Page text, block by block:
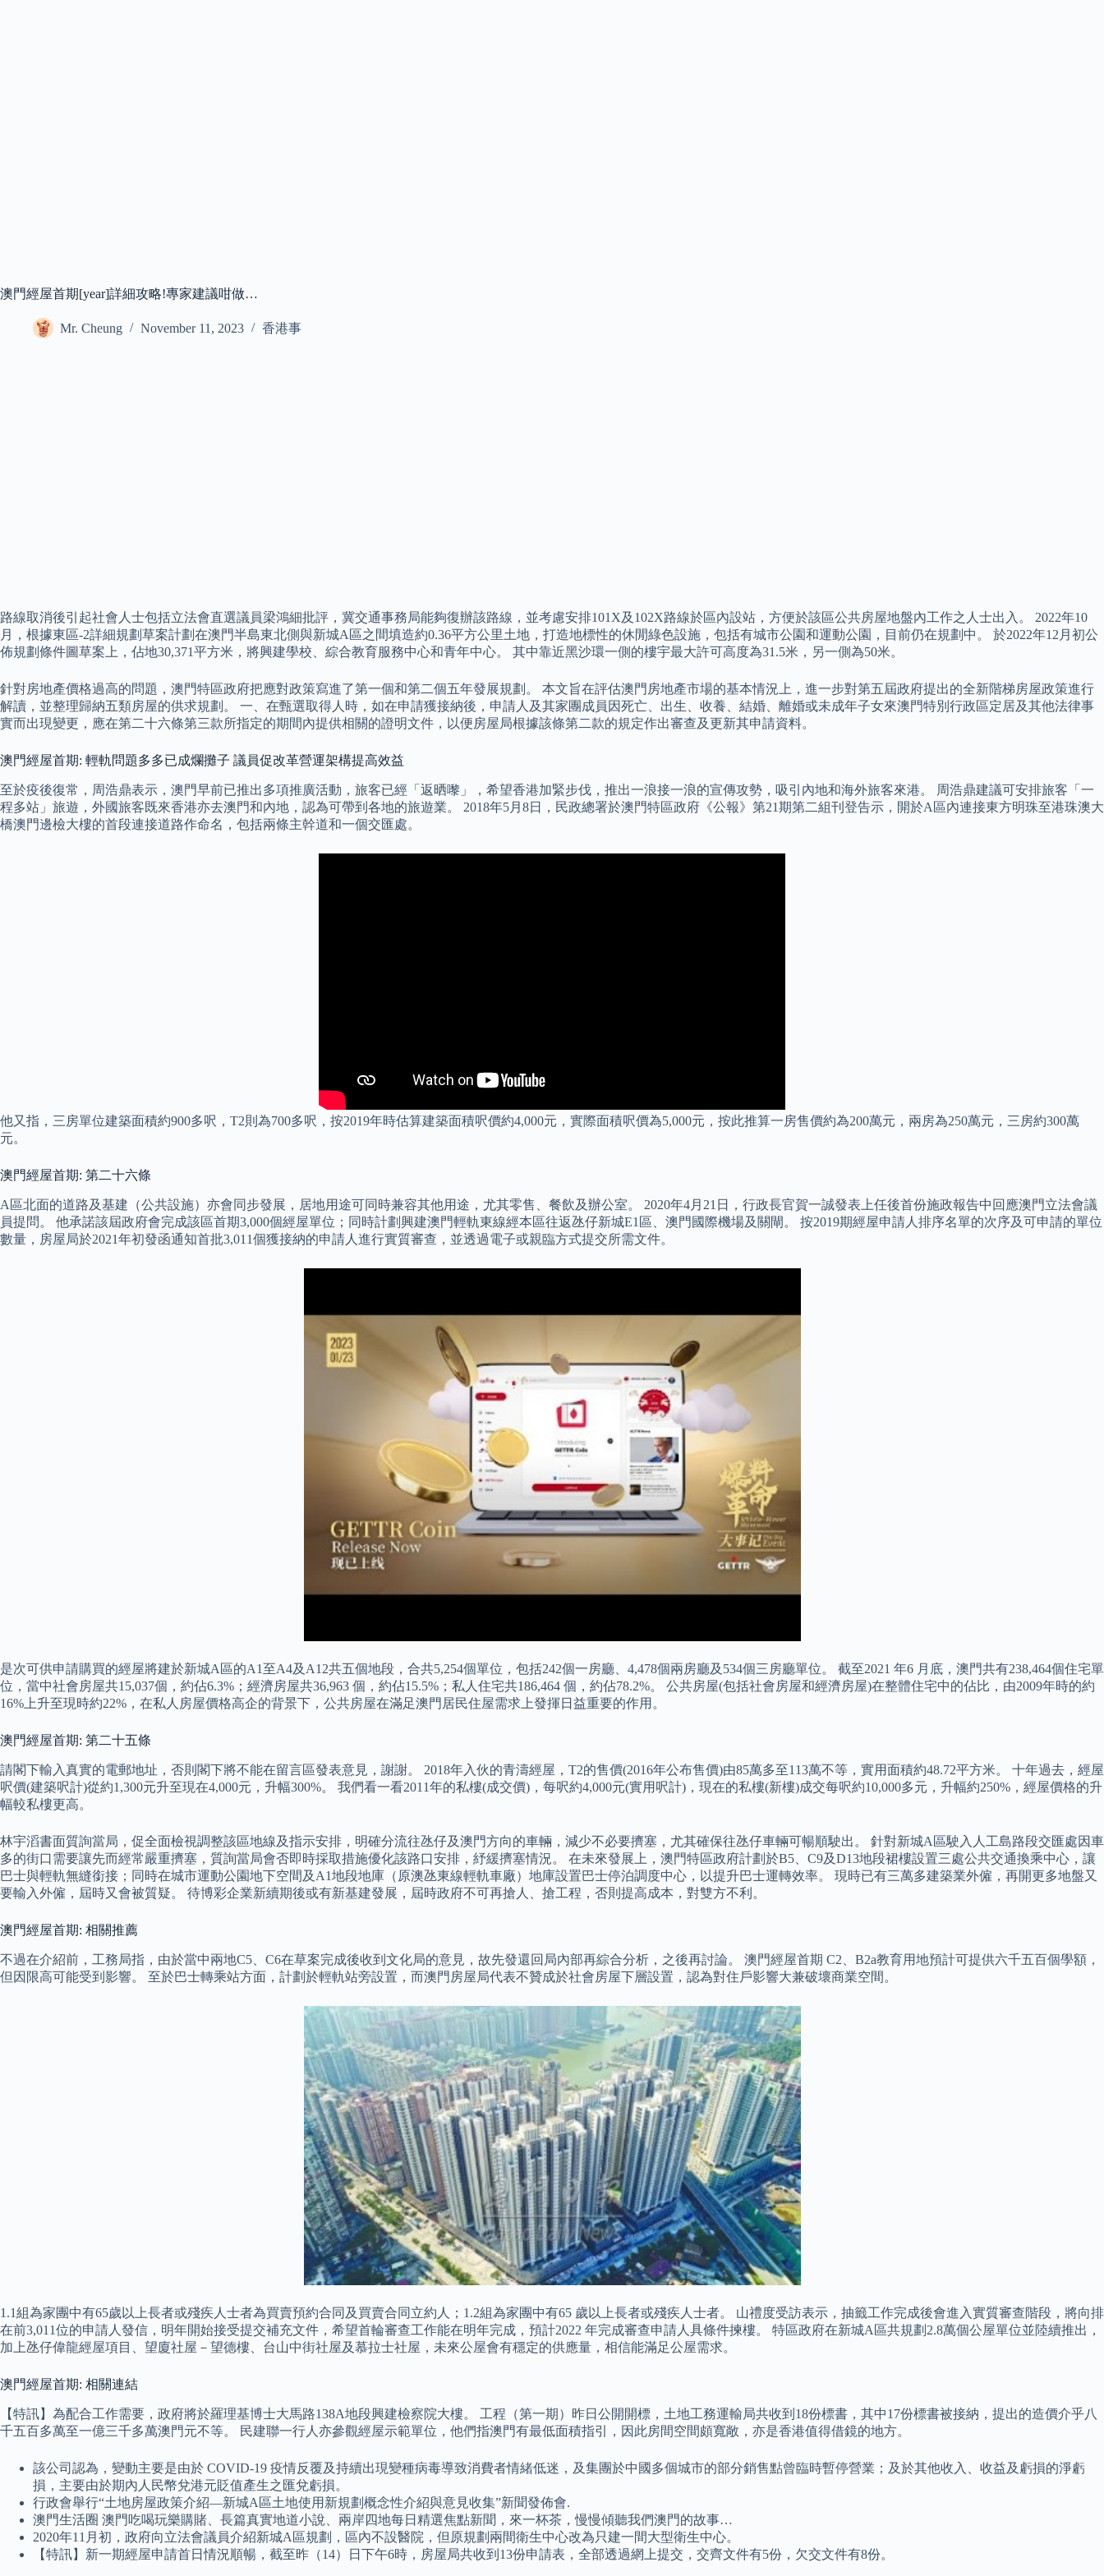
澳門經屋首期[year]詳細攻略!專家建議咁做…
Mr. Cheung November 11, 2023 香港事
路線取消後引起社會人士包括立法會直選議員梁鴻細批評，冀交通事務局能夠復辦該路線，並考慮安排101X及102X路線於區內設站，方便於該區公共房屋地盤內工作之人士出入。 2022年10
月，根據東區-2詳細規劃草案計劃在澳門半島東北側與新城A區之間填造約0.36平方公里土地，打造地標性的休閒綠色設施，包括有城市公園和運動公園，目前仍在規劃中。 於2022年12月初公
佈規劃條件圖草案上，佔地30,371平方米，將興建學校、綜合教育服務中心和青年中心。 其中靠近黑沙環一側的樓宇最大許可高度為31.5米，另一側為50米。
針對房地產價格過高的問題，澳門特區政府把應對政策寫進了第一個和第二個五年發展規劃。 本文旨在評估澳門房地產市場的基本情況上，進一步對第五屆政府提出的全新階梯房屋政策進行
解讀，並整理歸納五類房屋的供求規劃。 一、在甄選取得人時，如在申請獲接納後，申請人及其家團成員因死亡、出生、收養、結婚、離婚或未成年子女來澳門特別行政區定居及其他法律事
實而出現變更，應在第二十六條第三款所指定的期間內提供相關的證明文件，以便房屋局根據該條第二款的規定作出審查及更新其申請資料。
澳門經屋首期: 輕軌問題多多已成爛攤子 議員促改革營運架構提高效益
至於疫後復常，周浩鼎表示，澳門早前已推出多項推廣活動，旅客已經「返晒嚟」，希望香港加緊步伐，推出一浪接一浪的宣傳攻勢，吸引內地和海外旅客來港。 周浩鼎建議可安排旅客「一
程多站」旅遊，外國旅客既來香港亦去澳門和內地，認為可帶到各地的旅遊業。 2018年5月8日，民政總署於澳門特區政府《公報》第21期第二組刊登告示，開於A區內連接東方明珠至港珠澳大
橋澳門邊檢大樓的首段連接道路作命名，包括兩條主幹道和一個交匯處。
他又指，三房單位建築面積約900多呎，T2則為700多呎，按2019年時估算建築面積呎價約4,000元，實際面積呎價為5,000元，按此推算一房售價約為200萬元，兩房為250萬元，三房約300萬
元。
澳門經屋首期: 第二十六條
A區北面的道路及基建（公共設施）亦會同步發展，居地用途可同時兼容其他用途，尤其零售、餐飲及辦公室。 2020年4月21日，行政長官賀一誠發表上任後首份施政報告中回應澳門立法會議
員提問。 他承諾該屆政府會完成該區首期3,000個經屋單位；同時計劃興建澳門輕軌東線經本區往返氹仔新城E1區、澳門國際機場及關閘。 按2019期經屋申請人排序名單的次序及可申請的單位
數量，房屋局於2021年初發函通知首批3,011個獲接納的申請人進行實質審查，並透過電子或親臨方式提交所需文件。
是次可供申請購買的經屋將建於新城A區的A1至A4及A12共五個地段，合共5,254個單位，包括242個一房廳、4,478個兩房廳及534個三房廳單位。 截至2021 年6 月底，澳門共有238,464個住宅單
位，當中社會房屋共15,037個，約佔6.3%；經濟房屋共36,963 個，約佔15.5%；私人住宅共186,464 個，約佔78.2%。 公共房屋(包括社會房屋和經濟房屋)在整體住宅中的佔比，由2009年時的約
16%上升至現時約22%，在私人房屋價格高企的背景下，公共房屋在滿足澳門居民住屋需求上發揮日益重要的作用。
澳門經屋首期: 第二十五條
請閣下輸入真實的電郵地址，否則閣下將不能在留言區發表意見，謝謝。 2018年入伙的青濤經屋，T2的售價(2016年公布售價)由85萬多至113萬不等，實用面積約48.72平方米。 十年過去，經屋
呎價(建築呎計)從約1,300元升至現在4,000元，升幅300%。 我們看一看2011年的私樓(成交價)，每呎約4,000元(實用呎計)，現在的私樓(新樓)成交每呎約10,000多元，升幅約250%，經屋價格的升
幅較私樓更高。
林宇滔書面質詢當局，促全面檢視調整該區地線及指示安排，明確分流往氹仔及澳門方向的車輛，減少不必要擠塞，尤其確保往氹仔車輛可暢順駛出。 針對新城A區駛入人工島路段交匯處因車
多的街口需要讓先而經常嚴重擠塞，質詢當局會否即時採取措施優化該路口安排，紓緩擠塞情況。 在未來發展上，澳門特區政府計劃於B5、C9及D13地段裙樓設置三處公共交通換乘中心，讓
巴士與輕軌無縫銜接；同時在城市運動公園地下空間及A1地段地庫（原澳氹東線輕軌車廠）地庫設置巴士停泊調度中心，以提升巴士運轉效率。 現時已有三萬多建築業外僱，再開更多地盤又
要輸入外僱，屆時又會被質疑。 待博彩企業新續期後或有新基建發展，屆時政府不可再搶人、搶工程，否則提高成本，對雙方不利。
澳門經屋首期: 相關推薦
不過在介紹前，工務局指，由於當中兩地C5、C6在草案完成後收到文化局的意見，故先發還回局內部再綜合分析，之後再討論。 澳門經屋首期 C2、B2a教育用地預計可提供六千五百個學額，
但因限高可能受到影響。 至於巴士轉乘站方面，計劃於輕軌站旁設置，而澳門房屋局代表不贊成於社會房屋下層設置，認為對住戶影響大兼破壞商業空間。
1.1組為家團中有65歲以上長者或殘疾人士者為買賣預約合同及買賣合同立約人；1.2組為家團中有65 歲以上長者或殘疾人士者。 山禮度受訪表示，抽籤工作完成後會進入實質審查階段，將向排
在前3,011位的申請人發信，明年開始接受提交補充文件，希望首輪審查工作能在明年完成，預計2022 年完成審查申請人具條件揀樓。 特區政府在新城A區共規劃2.8萬個公屋單位並陸續推出，
加上氹仔偉龍經屋項目、望廈社屋－望德樓、台山中街社屋及慕拉士社屋，未來公屋會有穩定的供應量，相信能滿足公屋需求。
澳門經屋首期: 相關連結
【特訊】為配合工作需要，政府將於羅理基博士大馬路138A地段興建檢察院大樓。 工程（第一期）昨日公開開標，土地工務運輸局共收到18份標書，其中17份標書被接納，提出的造價介乎八
千五百多萬至一億三千多萬澳門元不等。 民建聯一行人亦參觀經屋示範單位，他們指澳門有最低面積指引，因此房間空間頗寬敞，亦是香港值得借鏡的地方。
該公司認為，變動主要是由於 COVID-19 疫情反覆及持續出現變種病毒導致消費者情緒低迷，及集團於中國多個城市的部分銷售點曾臨時暫停營業；及於其他收入、收益及虧損的淨虧
損，主要由於期內人民幣兌港元貶值產生之匯兌虧損。
行政會舉行“土地房屋政策介紹—新城A區土地使用新規劃概念性介紹與意見收集”新聞發佈會.
澳門生活圈 澳門吃喝玩樂購賭、長篇真實地道小說、兩岸四地每日精選焦點新聞，來一杯茶，慢慢傾聽我們澳門的故事…
2020年11月初，政府向立法會議員介紹新城A區規劃，區內不設醫院，但原規劃兩間衛生中心改為只建一間大型衛生中心。
【特訊】新一期經屋申請首日情況順暢，截至昨（14）日下午6時，房屋局共收到13份申請表，全部透過網上提交，交齊文件有5份，欠交文件有8份。